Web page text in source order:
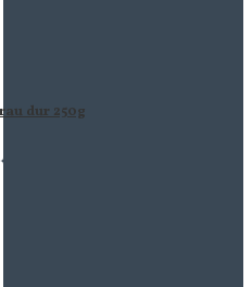
dur 250g